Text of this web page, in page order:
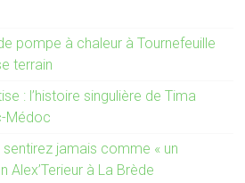
pompe à chaleur à Tournefeuille
terrain
: l’histoire singulière de Tima
Médoc
jamais comme « un
Alex’Terieur à La Brède